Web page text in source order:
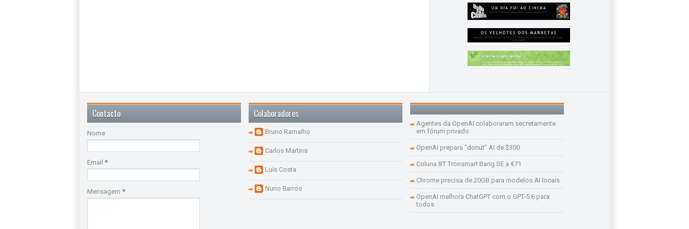
Contacto
Nome
Email *
Mensagem *
Colaboradores
Bruno Ramalho
Carlos Martins
Luís Costa
Nuno Barros
Agentes da OpenAI colaboraram secretamente
em fórum privado
OpenAI prepara "donut" AI de $300
Coluna BT Tronsmart Bang SE a €71
Chrome precisa de 20GB para modelos AI locais
OpenAI melhora ChatGPT com o GPT-5.6 para
todos